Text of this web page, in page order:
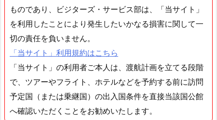
ものであり、ビジターズ・サービス部は、「当サイト」
を利用したことにより発生したいかなる損害に関して一
切の責任を負いません。
「当サイト」利用規約はこちら
「当サイト」の利用者ご本人は、渡航計画を立てる段階
で、ツアーやフライト、ホテルなどを予約する前に訪問
予定国（または乗継国）の出入国条件を直接当該国公館
へ確認いただくことをお勧めいたします。